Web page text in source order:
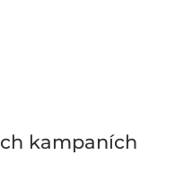
kampaních